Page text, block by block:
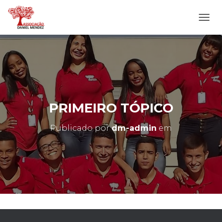
L
T
E
R
N
A
R
N
A
V
E
A
Ç
Ã
O
PRIMEIRO TÓPICO
Publicado pordm-admin em